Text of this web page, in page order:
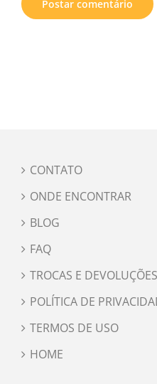
CONTATO
ONDE ENCONTRAR
BLOG
FAQ
TROCAS E DEVOLUÇÕES
POLÍTICA DE
TERMOS DE USO
HOME